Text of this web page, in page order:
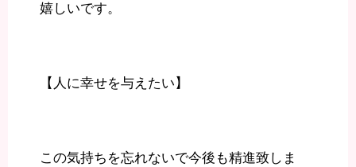
嬉しいです。
【人に幸せを与えたい】
この気持ちを忘れないで今後も精進致しま